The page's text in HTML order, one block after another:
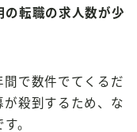
の転職の求人数が少
で数件でてくるだ
殺到するため、な
。